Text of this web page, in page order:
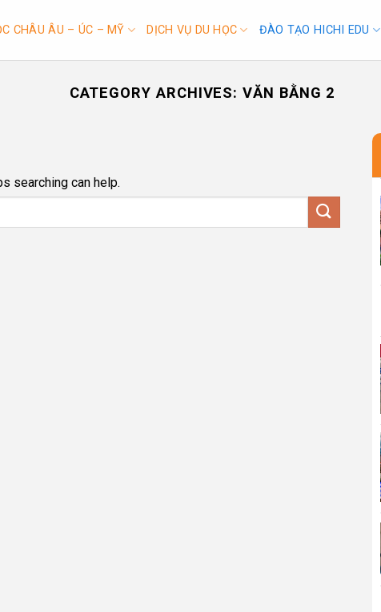
CHÂU ÂU – ÚC – MỸ DỊCH VỤ DU HỌC ĐÀO TẠO HICHI EDU
CATEGORY ARCHIVES:VĂN BẰNG 2
searching can help.